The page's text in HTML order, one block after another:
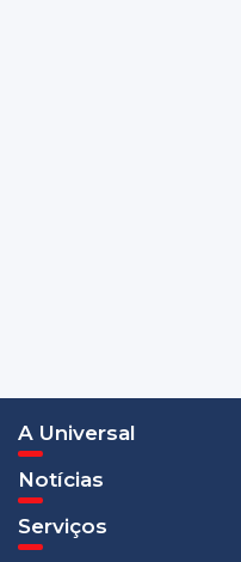
A Universal
Notícias
Serviços